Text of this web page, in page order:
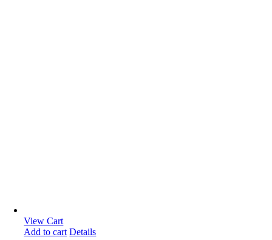
View Cart
Add to cart Details